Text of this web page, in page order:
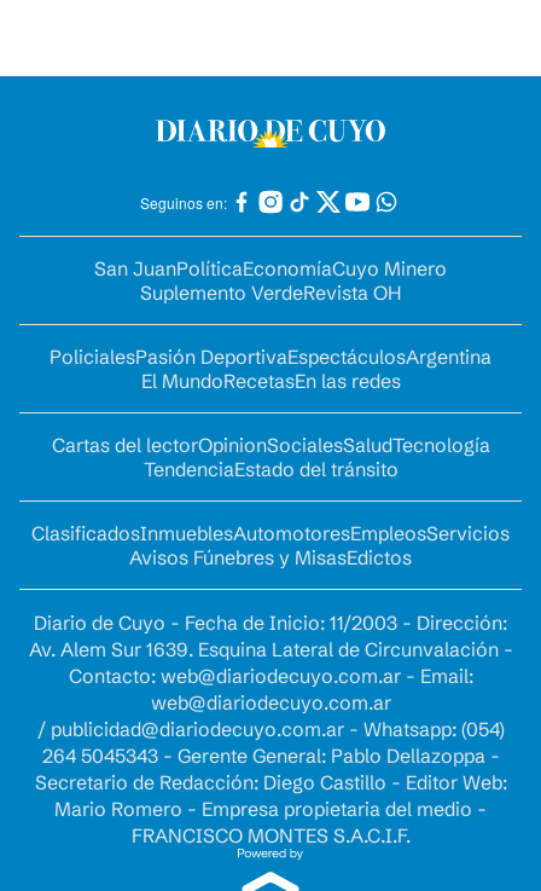
Seguinos en:
San JuanPolíticaEconomíaCuyo Minero
Suplemento VerdeRevista OH
PolicialesPasión DeportivaEspectáculosArgentina
El MundoRecetasEn las redes
Cartas del lectorOpinionSocialesSaludTecnología
TendenciaEstado del tránsito
ClasificadosInmueblesAutomotoresEmpleosServicios
Avisos Fúnebres y MisasEdictos
Diario de Cuyo - Fecha de Inicio: 11/2003 - Dirección:
Av. Alem Sur 1639. Esquina Lateral de Circunvalación -
Contacto: web@diariodecuyo.com.ar- Email:
web@diariodecuyo.com.ar
/ publicidad@diariodecuyo.com.ar- Whatsapp: (054)
264 5045343 - Gerente General: Pablo Dellazoppa -
Secretario de Redacción: Diego Castillo - Editor Web:
Mario Romero - Empresa propietaria del medio -
FRANCISCO MONTES S.A.C.I.F.